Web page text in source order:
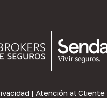
| Atención al Cliente